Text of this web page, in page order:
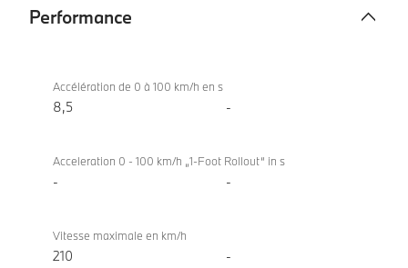
Performance
sDrive20d
Accélération de 0 à 100 km/h en s
8,5 -
Acceleration 0 - 100 km/h „1-Foot Rollout“ in s
- -
Vitesse maximale en km/h
210 -